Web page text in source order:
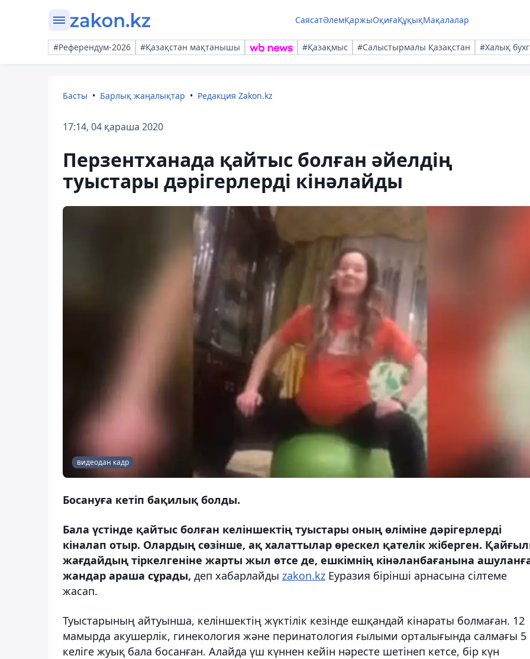
СаясатӘлемҚаржыОқиғаҚұқықМақалалар
#Референдум-2026 #Қазақстан мақтанышы #Қазақмыс #Салыстырмалы Қазақстан #Халық
Басты Барлық жаңалықтар Редакция Zakon.kz
17:14, 04 қараша 2020
Перзентханада қайтыс болған әйелдің
туыстары дәрігерлерді кінәлайды
видеодан кадр
Босануға кетіп бақилық болды.
Бала үстінде қайтыс болған келіншектің туыстары оның өліміне дәрігерлерді
кіналап отыр. Олардың сөзінше, ақ халаттылар өрескел қателік жіберген.
жағдайдың тіркелгеніне жарты жыл өтсе де, ешкімнің кінәланбағанына
жандар араша сұрады, деп хабарлайды zakon.kz Еуразия бірінші арнасына сілтеме
жасап.
Туыстарының айтуынша, келіншектің жүктілік кезінде ешқандай кінараты болмаған. 12
мамырда акушерлік, гинекология және перинатология ғылыми орталығында салмағы 5
келіге жуық бала босанған. Алайда үш күннен кейін нәресте шетінеп кетсе, бір күн